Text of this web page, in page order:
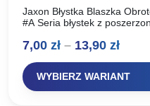
Jaxon Błystka Blaszka
#A Seria błystek z
elementów dekoracyjnych.
7,00 zł – 13,90 zł
cen:
od
WYBIERZ WARIANT